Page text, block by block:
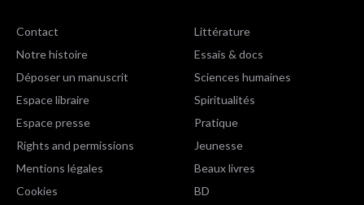
Contact
Notre histoire
Déposer un manuscrit
Espace libraire
Espace presse
Rights and permissions
Mentions légales
Cookies
Littérature
Essais & docs
Sciences humaines
Spiritualités
Pratique
Jeunesse
Beaux livres
BD